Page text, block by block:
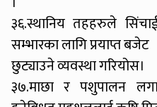
३६.स्थानिय तहहरुले
सम्भारका लागि प्रयाप्त बजेट
छुट्याउने व्यवस्था गरियोस।
३७.माछा र पशुपालन